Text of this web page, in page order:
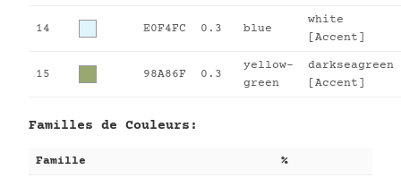
14 E0F4FC 0.3 blue
white
[Accent]
15 98A86F 0.3
yellow-
green
darkseagreen
[Accent]
Familles de Couleurs:
Famille %